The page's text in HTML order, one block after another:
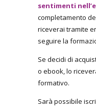
sentimenti
completamento
riceverai tramite
seguire la
Se decidi di
o ebook, lo
formativo.
Sarà possibile